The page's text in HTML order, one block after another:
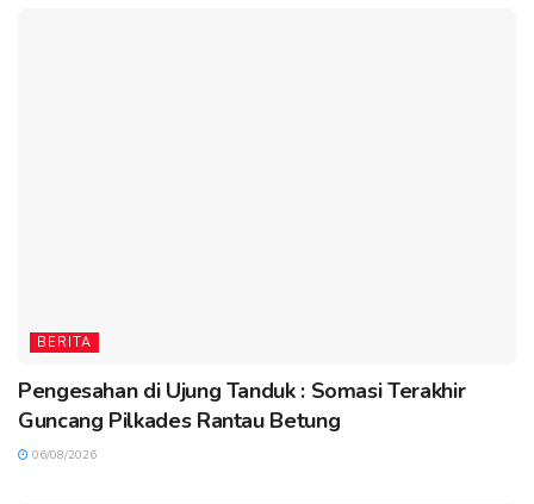
BERITA
Pengesahan di Ujung Tanduk : Somasi Terakhir
Guncang Pilkades Rantau Betung
06/08/2026